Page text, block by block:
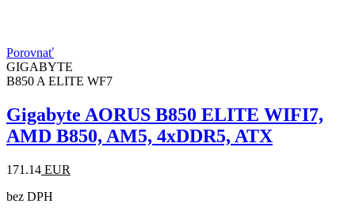
Porovnať
GIGABYTE
B850 A ELITE WF7
Gigabyte AORUS B850 ELITE WIFI7,
AMD B850, AM5, 4xDDR5, ATX
171.14 EUR
bez DPH